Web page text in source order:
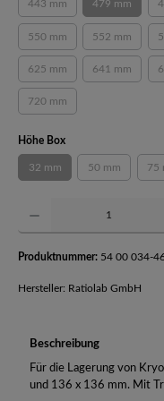
443 mm(Diese Option ist zurzeit
479 mm
(Diese
550 mm(Diese Option ist zurzeit
552 mm
(Diese
625 mm(Diese Option ist zurzeit
641 mm
(Diese
720 mm(Diese Option ist zurzeit
Höhe Boxauswählen
32 mm(Diese Option ist zurzeit
50 mm
(Diese 75
Produkt Anzahl: Gib den
Produktnummer: 54 00 034-
Hersteller: Ratiolab GmbH
Beschreibung
Für die Lagerung von
und 136 x 136 mm. Mit